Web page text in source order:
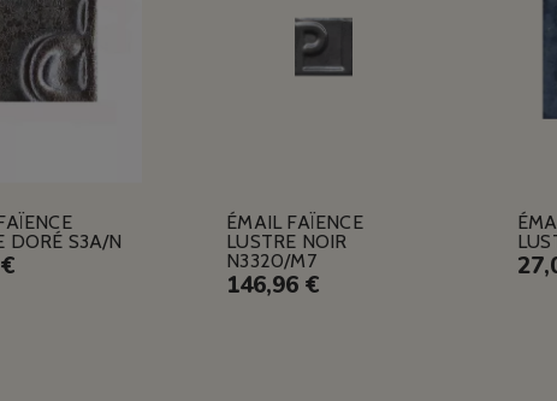
DORÉ S3A/N
ÉMAIL FAÏENCE
LUSTRE NOIR
N3320/M7
146,96 €